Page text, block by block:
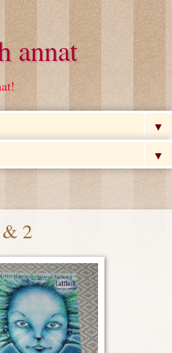
annat
▼
▼
2